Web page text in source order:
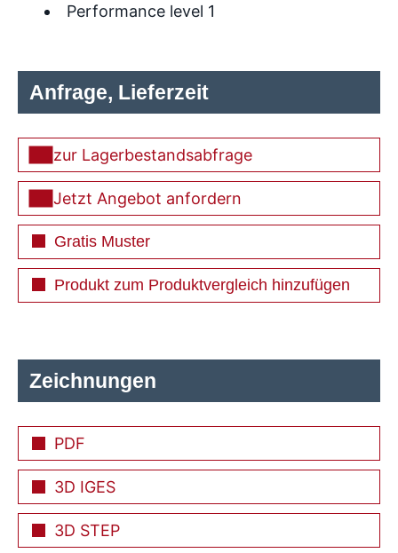
Performance level 1
Zeichnungen
PDF
3D IGES
3D STEP
Anfrage, Lieferzeit
zur Lagerbestandsabfrage
Jetzt Angebot anfordern
Gratis Muster
Produkt zum Produktvergleich hinzufügen